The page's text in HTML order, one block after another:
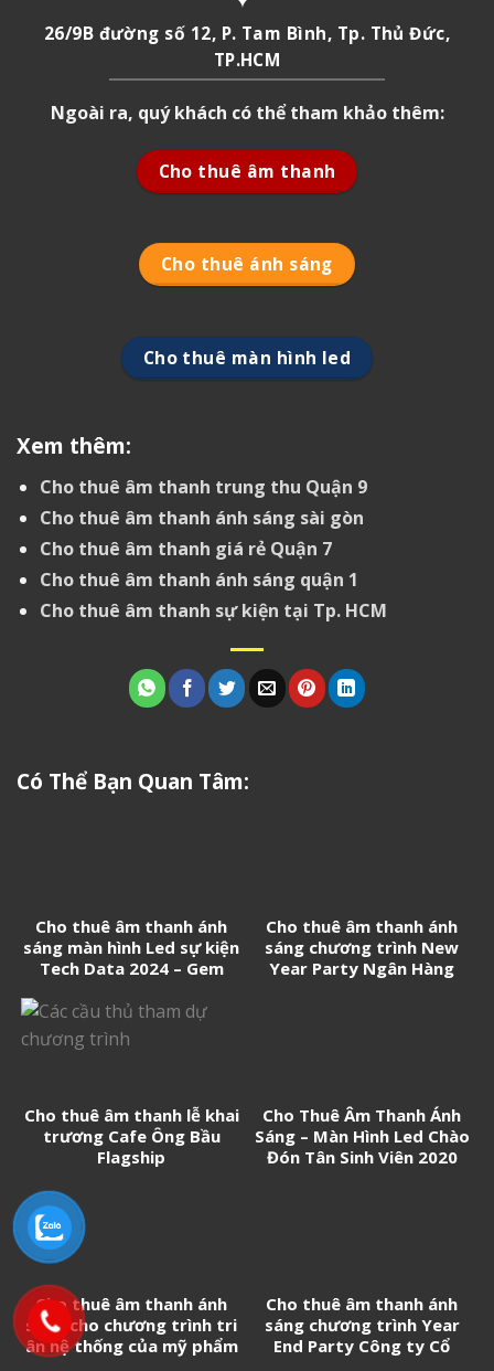
26/9B đường số 12, P. Tam Bình, Tp. Thủ Đức,
TP.HCM
Ngoài ra, quý khách có thể tham khảo thêm:
Cho thuê âm thanh
Cho thuê ánh sáng
Cho thuê màn hình led
Xem thêm:
Cho thuê âm thanh trung thu Quận 9
Cho thuê âm thanh ánh sáng sài gòn
Cho thuê âm thanh giá rẻ Quận 7
Cho thuê âm thanh ánh sáng quận 1
Cho thuê âm thanh sự kiện tại Tp. HCM
Có Thể Bạn Quan Tâm:
Cho thuê âm thanh ánh
sáng màn hình Led sự kiện
Tech Data 2024 – Gem
Cho thuê âm thanh ánh
sáng chương trình New
Year Party Ngân Hàng
Cho thuê âm thanh lễ khai
trương Cafe Ông Bầu
Flagship
Cho Thuê Âm Thanh Ánh
Sáng – Màn Hình Led Chào
Đón Tân Sinh Viên 2020
Cho thuê âm thanh ánh
sáng cho chương trình tri
ân hệ thống của mỹ phẩm
Cho thuê âm thanh ánh
sáng chương trình Year
End Party Công ty Cổ